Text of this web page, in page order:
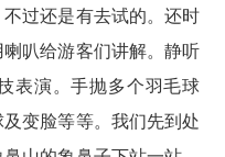
过还是有去试的。还时
叭给游客们讲解。静听
表演。手抛多个羽毛球
变脸等等。我们先到处